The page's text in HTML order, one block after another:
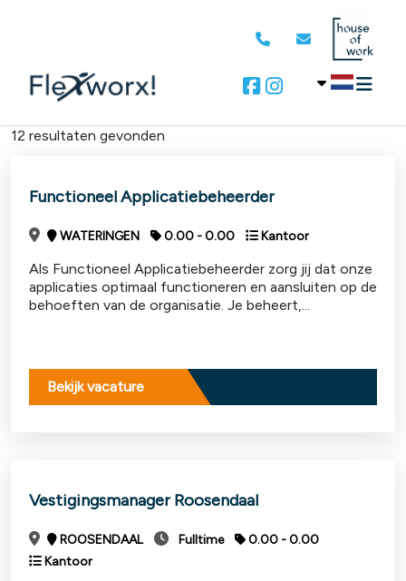
12 resultaten gevonden
Functioneel Applicatiebeheerder
WATERINGEN 0.00 - 0.00 Kantoor
Als Functioneel Applicatiebeheerder zorg jij dat onze
applicaties optimaal functioneren en aansluiten op de
behoeften van de organisatie. Je beheert,...
Bekijk vacature
Vestigingsmanager Roosendaal
ROOSENDAAL Fulltime
0.00 - 0.00
Kantoor